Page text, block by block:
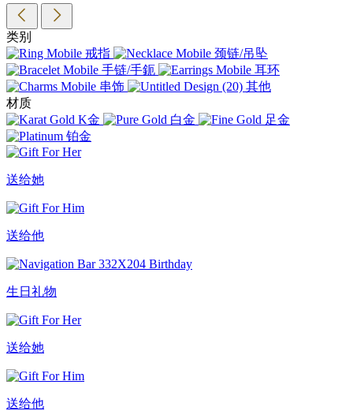
类别
戒指
颈链/吊坠
手链/手鈪
耳环
串饰
其他
材质
K金
白金
足金
铂金
送给她
送给他
生日礼物
送给她
送给他